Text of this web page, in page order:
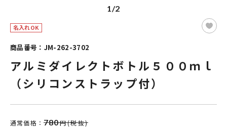
1/2
名入れOK
商品番号：JM-262-3702
アルミダイレクトボトル５００ｍｌ
（シリコンストラップ付）
通常価格： 780円(税抜)